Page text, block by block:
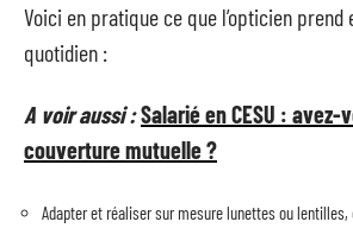
Voici en pratique ce que l’opticien prend
quotidien :
A voir aussi :Salarié en CESU :
couverture mutuelle ?
Adapter et réaliser sur mesure lunettes ou lentilles,